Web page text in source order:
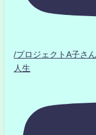
/プロジェクトA子さ
人生